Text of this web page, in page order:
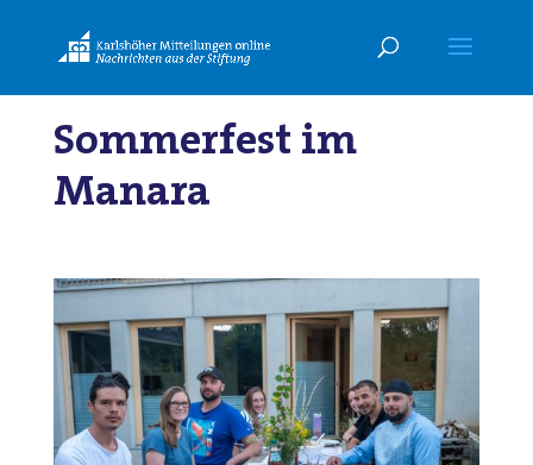
Sommerfest im
Manara